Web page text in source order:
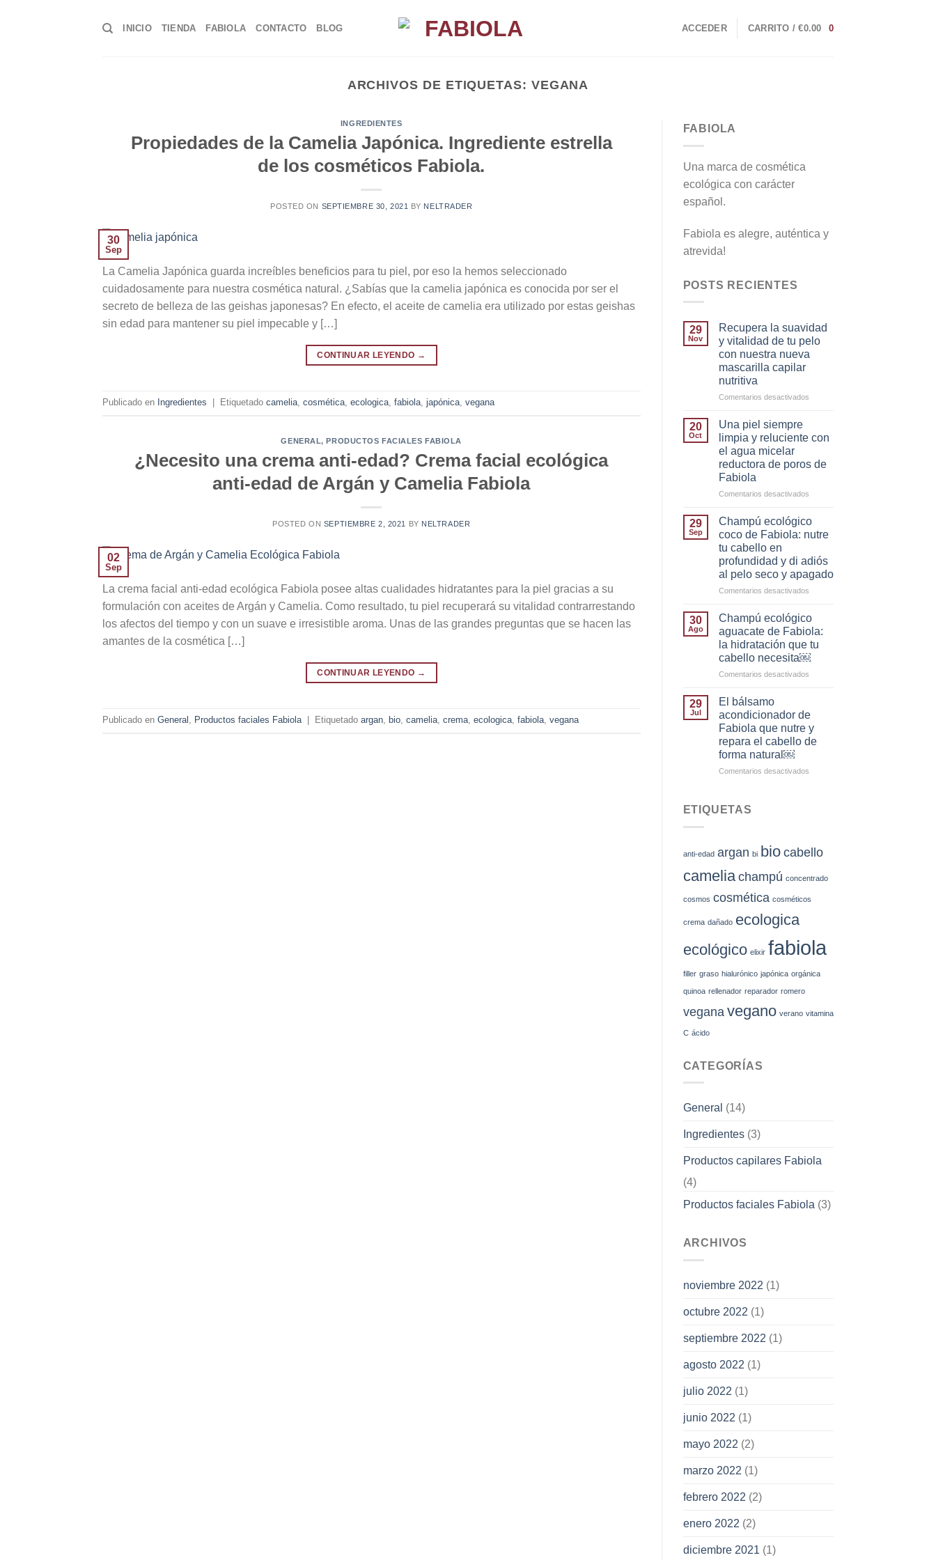
INICIO TIENDA FABIOLA CONTACTO BLOG ACCEDER CARRITO /€0.00 0
ARCHIVOS DE ETIQUETAS: VEGANA
INGREDIENTES
Propiedades de la Camelia Japónica. Ingrediente estrella
de los cosméticos Fabiola.
POSTED ON SEPTIEMBRE 30, 2021 BY NELTRADER
30
Sep
La Camelia Japónica guarda increíbles beneficios para tu piel, por eso la hemos seleccionado
cuidadosamente para nuestra cosmética natural. ¿Sabías que la camelia japónica es conocida por ser el
secreto de belleza de las geishas japonesas? En efecto, el aceite de camelia era utilizado por estas geishas
sin edad para mantener su piel impecable y […]
CONTINUAR LEYENDO →
Publicado en Ingredientes Etiquetado camelia, cosmética, ecologica, fabiola, japónica, vegana
GENERAL,PRODUCTOS FACIALES FABIOLA
¿Necesito una crema anti-edad? Crema facial ecológica
anti-edad de Argán y Camelia Fabiola
POSTED ON SEPTIEMBRE 2, 2021 BY NELTRADER
02
Sep
La crema facial anti-edad ecológica Fabiola posee altas cualidades hidratantes para la piel gracias a su
formulación con aceites de Argán y Camelia. Como resultado, tu piel recuperará su vitalidad contrarrestando
los afectos del tiempo y con un suave e irresistible aroma. Unas de las grandes preguntas que se hacen las
amantes de la cosmética […]
CONTINUAR LEYENDO →
Publicado en General , Productos faciales Fabiola Etiquetado argan, bio, camelia, crema, ecologica, fabiola, vegana
FABIOLA
Una marca de cosmética
ecológica con carácter
español.
Fabiola es alegre, auténtica y
atrevida!
POSTS RECIENTES
29
Nov
Recupera la suavidad
y vitalidad de tu pelo
con nuestra nueva
mascarilla capilar
nutritiva
Comentarios desactivadosen
y
de
pelo
nueva
mascarilla
nutritiva
20
Oct
Una piel siempre
limpia y reluciente con
el agua micelar
reductora de poros de
Fabiola
Comentarios desactivadosen
limpia
reluciente
con
el
reductora
de
poros
de
29
Sep
Champú ecológico
coco de Fabiola: nutre
tu cabello en
profundidad y di adiós
al pelo seco y apagado
Comentarios desactivadosen
coco
de
Fabiola:
nutre
tu
y
di
adiós
30
Ago
Champú ecológico
aguacate de Fabiola:
la hidratación que tu
cabello necesita￼
Comentarios desactivadosen
de
Fabiola:
la
que
29
Jul
El bálsamo
acondicionador de
Fabiola que nutre y
repara el cabello de
forma natural￼
Comentarios desactivadosen
nutre
repara
cabello
￼
ETIQUETAS
anti-edad argan bi bio cabello
camelia champú concentrado
cosmos cosmética cosméticos
crema dañado ecologica
ecológico elixir fabiola
filler graso hialurónico japónica orgánica
quinoa rellenador reparador romero
vegana vegano verano vitamina
C ácido
CATEGORÍAS
General (14)
Ingredientes(3)
Productos capilares Fabiola
(4)
Productos faciales Fabiola (3)
ARCHIVOS
noviembre 2022 (1)
octubre 2022 (1)
septiembre 2022 (1)
agosto 2022 (1)
julio 2022 (1)
junio 2022 (1)
mayo 2022 (2)
marzo 2022 (1)
febrero 2022 (2)
enero 2022 (2)
diciembre 2021 (1)